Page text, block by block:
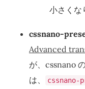
小さくな
cssnano-
Advanced
が、cssnano
は、
cssnano-